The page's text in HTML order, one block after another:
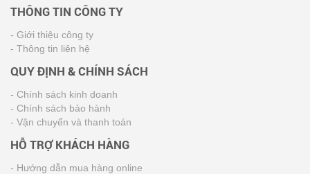
THÔNG TIN CÔNG TY
- Giới thiệu công ty
- Thông tin liên hệ
QUY ĐỊNH & CHÍNH SÁCH
- Chính sách kinh doanh
- Chính sách bảo hành
- Vận chuyển và thanh toán
HỖ TRỢ KHÁCH HÀNG
- Hướng dẫn mua hàng online